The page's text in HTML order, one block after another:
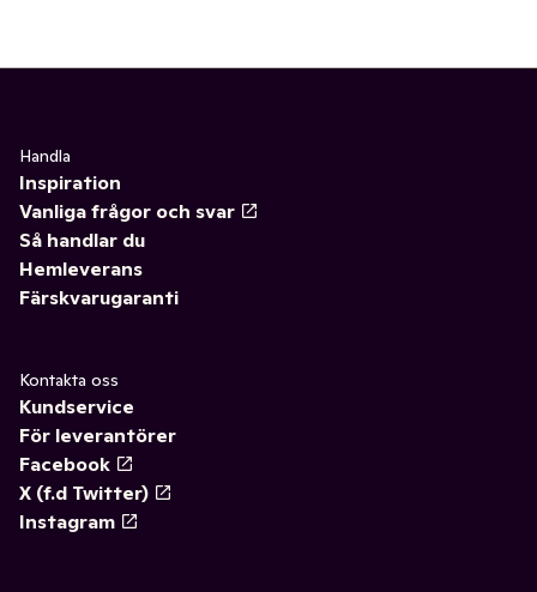
Handla
Inspiration
Vanliga frågor och svar
Så handlar du
Hemleverans
Färskvarugaranti
Kontakta oss
Kundservice
För leverantörer
Facebook
X (f.d Twitter)
Instagram